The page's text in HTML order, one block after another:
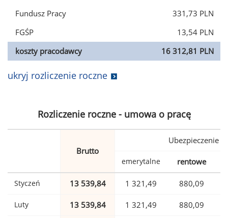
Fundusz Pracy
331,73 PLN
FGŚP
13,54 PLN
koszty pracodawcy
16 312,81 PLN
ukryj rozliczenie roczne
Rozliczenie roczne - umowa o pracę
Brutto
Ubezpieczenie
emerytalne rentowe
Styczeń 13 539,84 1 321,49 880,09
Luty 13 539,84 1 321,49 880,09